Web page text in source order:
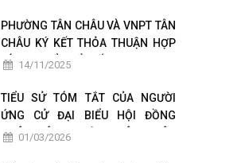
PHƯỜNG TÂN CHÂU VÀ VNPT TÂN
CHÂU KÝ KẾT THỎA THUẬN HỢP
TÁC CHUYỂN ĐỔI SỐ
14/11/2025
TIỂU SỬ TÓM TẮT CỦA NGƯỜI
ỨNG CỬ ĐẠI BIỂU HỘI ĐỒNG
NHÂN DÂN PHƯỜNG TÂN CHÂU
01/03/2026